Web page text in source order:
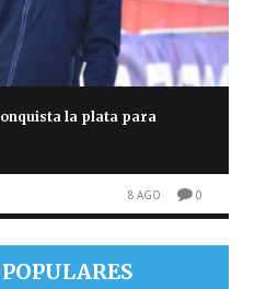
la plata para
8 AGO 0